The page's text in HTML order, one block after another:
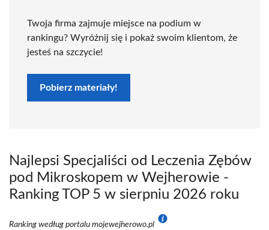
Twoja firma zajmuje miejsce na podium w
rankingu? Wyróżnij się i pokaż swoim klientom, że
jesteś na szczycie!
Pobierz materiały!
Najlepsi Specjaliści od Leczenia Zębów
pod Mikroskopem w Wejherowie -
Ranking TOP 5 w sierpniu 2026 roku
Ranking według portalu mojewejherowo.pl